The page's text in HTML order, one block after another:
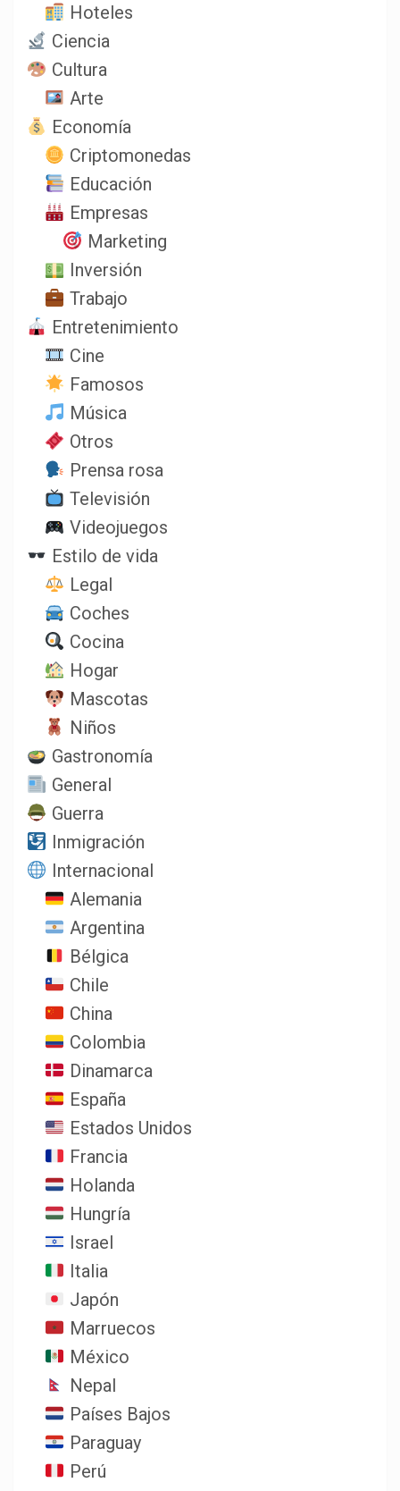
Hoteles
Ciencia
Cultura
Arte
Economía
Criptomonedas
Educación
Empresas
Marketing
Inversión
Trabajo
Entretenimiento
Cine
Famosos
Música
Otros
Prensa rosa
Televisión
Videojuegos
Estilo de vida
Legal
Coches
Cocina
Hogar
Mascotas
Niños
Gastronomía
General
Guerra
Inmigración
Internacional
Alemania
Argentina
Bélgica
Chile
China
Colombia
Dinamarca
España
Estados Unidos
Francia
Holanda
Hungría
Israel
Italia
Japón
Marruecos
México
Nepal
Países Bajos
Paraguay
Perú